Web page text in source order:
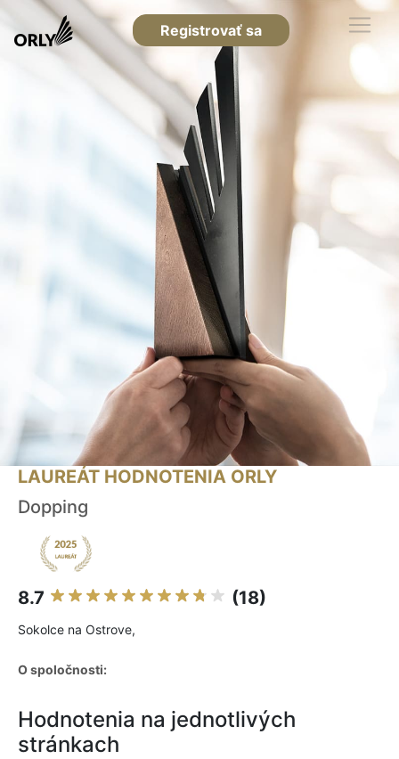
Registrovať sa
LAUREÁT HODNOTENIA ORLY
Dopping
8.7 (18)
Sokolce na Ostrove,
O spoločnosti:
Hodnotenia na jednotlivých
stránkach